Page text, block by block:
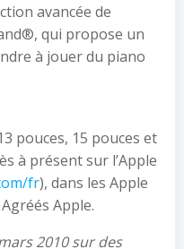
avancée de
qui propose un
à jouer du piano
pouces, 15 pouces et
à présent sur l’Apple
fr), dans les Apple
Apple.
2010 sur des